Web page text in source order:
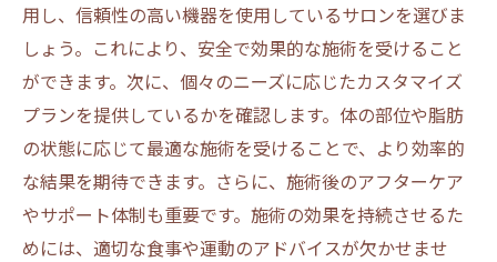
最適な施術頻度と間隔の設定
メリハリのある体型を目指す大阪市民必見の脂
肪冷却
大阪市民が脂肪冷却を選ぶ理由
脂肪冷却の効果を実感した利用者の声
脂肪冷却が生活の質を向上させる理由
脂肪冷却施術の適応年齢と対象
用し、信頼性の高い機器を使用しているサロンを選びま
しょう。これにより、安全で効果的な施術を受けること
ができます。次に、個々のニーズに応じたカスタマイズ
プランを提供しているかを確認します。体の部位や脂肪
の状態に応じて最適な施術を受けることで、より効率的
な結果を期待できます。さらに、施術後のアフターケア
やサポート体制も重要です。施術の効果を持続させるた
めには、適切な食事や運動のアドバイスが欠かせませ